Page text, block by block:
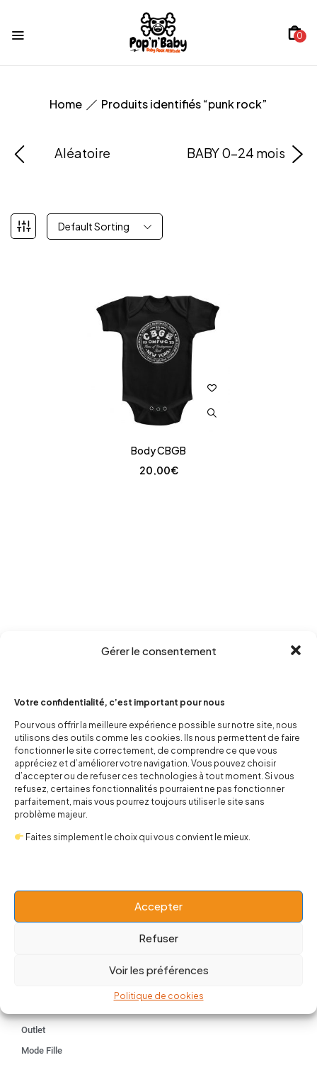
Gérer le consentement
Votre confidentialité, c’est important pour nous
Pour vous offrir la meilleure expérience possible sur notre site, nous
utilisons des outils comme les cookies. Ils nous permettent de faire
fonctionner le site correctement, de comprendre ce que vous
appréciez et d’améliorer votre navigation. Vous pouvez choisir
d’accepter ou de refuser ces technologies à tout moment. Si vous
refusez, certaines fonctionnalités pourraient ne pas fonctionner
parfaitement, mais vous pourrez toujours utiliser le site sans
problème majeur.
Faites simplement le choix qui vous convient le mieux.
Accepter
Refuser
Voir les préférences
Politique de cookies
0
Home Produits identifiés “punk rock”
Aléatoire BABY 0-24 mois
Default Sorting
Body CBGB
20,00€
contact@popnbaby.com
+33 01 64 62 14 89
Follow us
Outlet
Mode Fille